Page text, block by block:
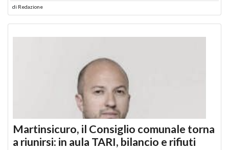
di Redazione
Martinsicuro, il Consiglio comunale torna
a riunirsi: in aula TARI, bilancio e rifiuti